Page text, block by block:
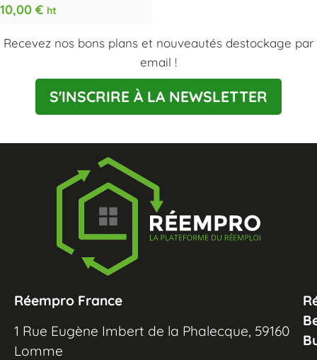
10,00 € ht
Recevez nos bons plans et nouveautés destockage par
email !
S'INSCRIRE À LA NEWSLETTER
Réempro France
1 Rue Eugène Imbert de la Phalecque, 59160
Lomme